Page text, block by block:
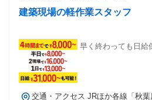
建築現場の軽作業スタッフ
早く終わっても日給
交通・アクセス JRほか各線「秋